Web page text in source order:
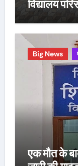
विद्यालय
Big News
एक मौत के